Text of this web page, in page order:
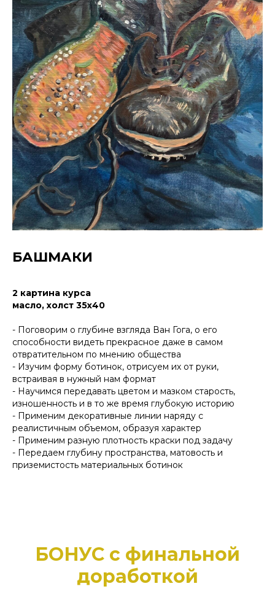
БАШМАКИ
2 картина курса
масло, холст 35х40
- Поговорим о глубине взгляда Ван Гога, о его
способности видеть прекрасное даже в самом
отвратительном по мнению общества
- Изучим форму ботинок, отрисуем их от руки,
встраивая в нужный нам формат
- Научимся передавать цветом и мазком старость,
изношенность и в то же время глубокую историю
- Применим декоративные линии наряду с
реалистичным объемом, образуя характер
- Применим разную плотность краски под задачу
- Передаем глубину пространства, матовость и
приземистость материальных ботинок
БОНУС с финальной
доработкой